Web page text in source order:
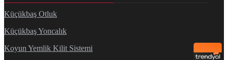
Küçükbaş Otluk
Küçükbaş Yoncalık
Koyun Yemlik Kilit Sistemi